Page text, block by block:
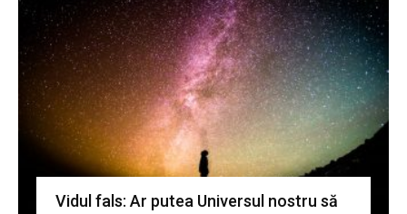
Vidul fals: Ar putea Universul nostru să